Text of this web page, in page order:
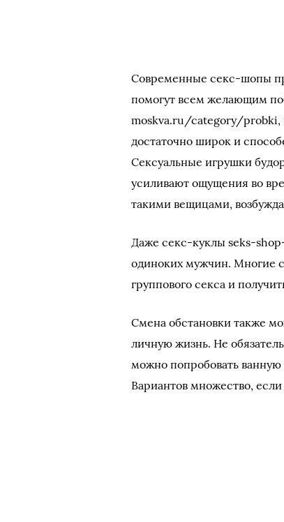
Современные секс-шопы
помогут всем желающим
moskva.ru/category/probki,
достаточно широк и
Сексуальные игрушки
усиливают ощущения во
такими вещицами,
Даже секс-куклы seks-
одиноких мужчин. Многие
группового секса и
Смена обстановки также
личную жизнь. Не
можно попробовать
Вариантов множество,